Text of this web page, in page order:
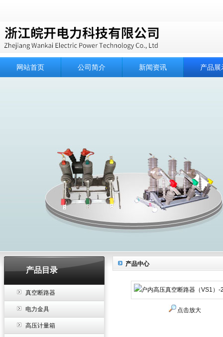
网站首页 公司简介 新闻资讯 产品展
产品目录
真空断路器
电力金具
高压计量箱
产品中心
点击放大